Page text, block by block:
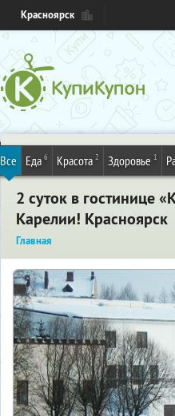
Красноярск
Все Еда 6 Красота 2 Здоровье 1
2 суток в гостинице
Карелии! Красноярск
Главная